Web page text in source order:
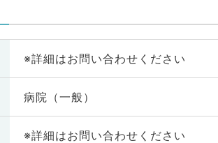
※詳細はお問い合わせください
病院（一般）
※詳細はお問い合わせください